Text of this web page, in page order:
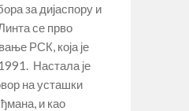
за дијаспору и
се прво
РСК, која је
Настала је
на усташки
и као